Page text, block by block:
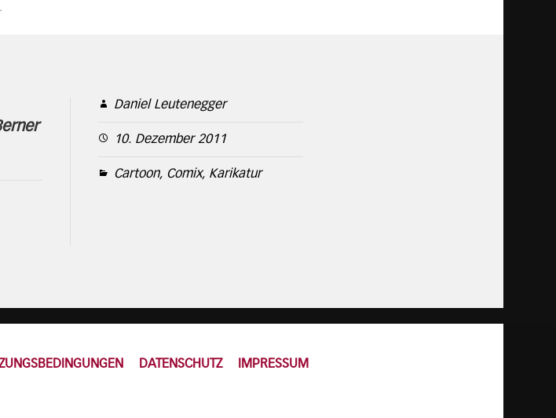
Daniel Leutenegger
10. Dezember 2011
Cartoon, Comix, Karikatur
DATENSCHUTZ IMPRESSUM